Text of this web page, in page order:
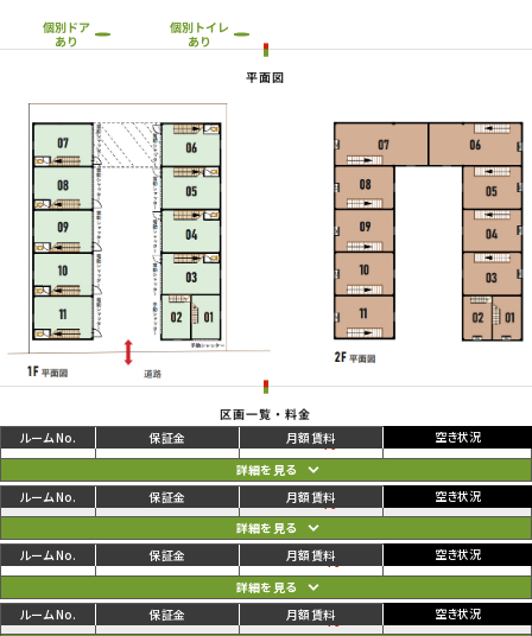
個別ドア
あり
個別トイレ
あり
平面図
区画一覧・料金
01 66,000円 71,500円 ご利用中
02 66,000円 71,500円 ご利用中
03 121,000円 126,500円 ご利用中
04 121,000円 126,500円 ご利用中